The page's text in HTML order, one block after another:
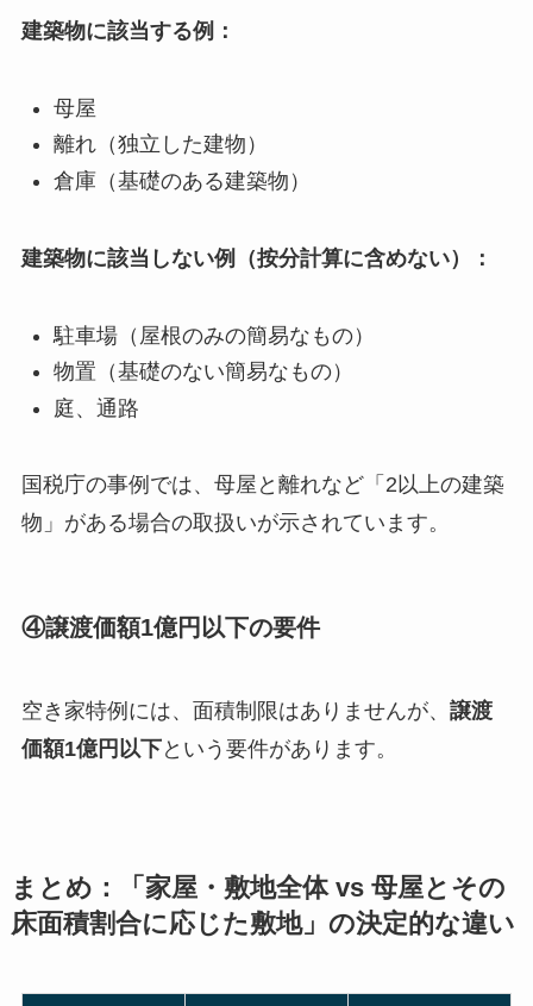
建築物に該当する例：
母屋
離れ（独立した建物）
倉庫（基礎のある建築物）
建築物に該当しない例（按分計算に含めない）：
駐車場（屋根のみの簡易なもの）
物置（基礎のない簡易なもの）
庭、通路
国税庁の事例では、母屋と離れなど「2以上の建築
物」がある場合の取扱いが示されています。
④譲渡価額1億円以下の要件
空き家特例には、面積制限はありませんが、 譲渡
価額1億円以下という要件があります。
まとめ：「家屋・敷地全体 vs 母屋とその
床面積割合に応じた敷地」の決定的な違い